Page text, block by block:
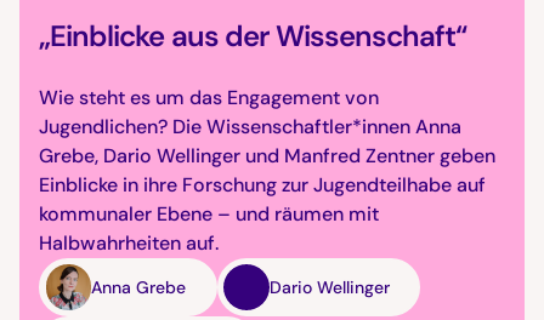
„Einblicke aus der Wissenschaft“
Wie steht es um das Engagement von
Jugendlichen? Die Wissenschaftler*innen Anna
Grebe, Dario Wellinger und Manfred Zentner geben
Einblicke in ihre Forschung zur Jugendteilhabe auf
kommunaler Ebene – und räumen mit
Halbwahrheiten auf.
Anna Grebe Dario Wellinger